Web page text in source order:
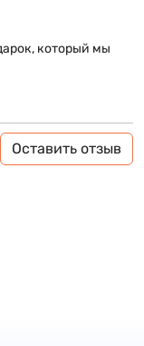
который мы
Оставить отзыв